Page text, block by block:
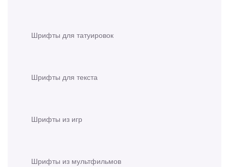
Шрифты для татуировок
Шрифты для текста
Шрифты из игр
Шрифты из мультфильмов